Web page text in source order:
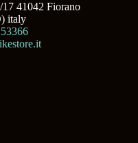
41042 Fiorano
italy